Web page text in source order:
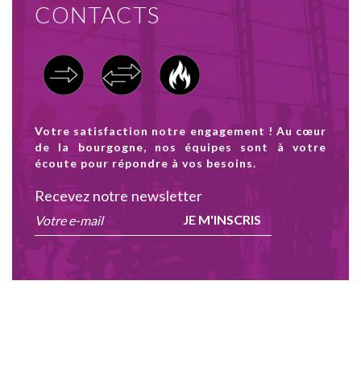
CONTACTS
Votre satisfaction notre engagement ! Au cœur
de la bourgogne, nos équipes sont à votre
écoute pour répondre à vos besoins.
Recevez notre newsletter
JE M'INSCRIS